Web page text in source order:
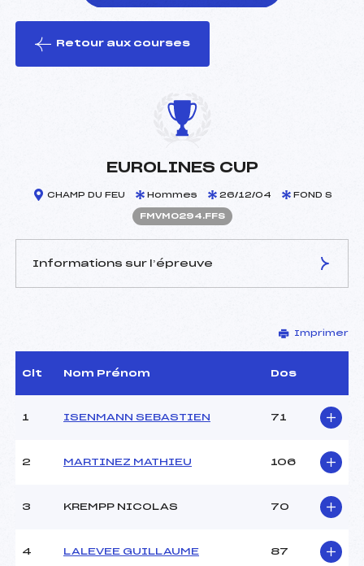
le ski
Retour aux courses
EUROLINES CUP
CHAMP DU FEU Hommes 26/12/04 FOND S
FMVM0294.FFS
Informations sur l’épreuve
KRUMEICH LEON (MV)
D.T Adjoint :
–
Dir. Epreuve :
ISENMANN JEAN CLAUDE
MYRTILLES
Point Haut :
1093 m
202 m
25 m
Imprimer
Clt Nom Prénom Dos
1 ISENMANN SEBASTIEN 71
2 MARTINEZ MATHIEU 106
3 KREMPP NICOLAS 70
4 LALEVEE GUILLAUME 87